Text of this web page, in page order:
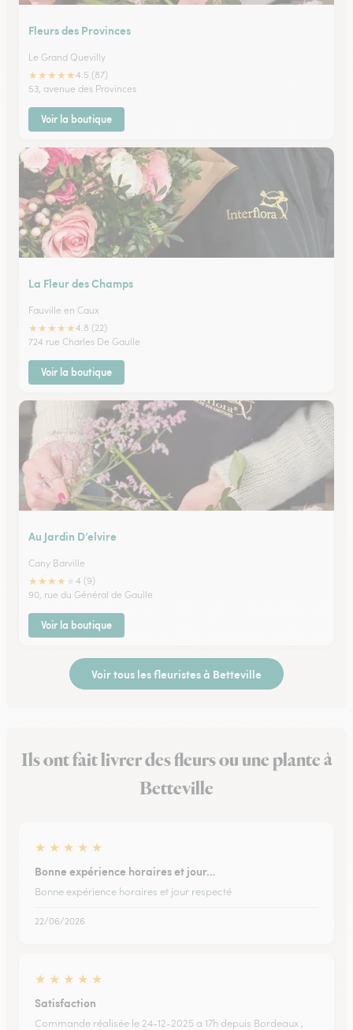
Fleurs des Provinces
Le Grand Quevilly
★★★★★4.5 (87)
53, avenue des Provinces
Voir la boutique
La Fleur des Champs
Fauville en Caux
★★★★★4.8 (22)
724 rue Charles De Gaulle
Voir la boutique
Au Jardin D’elvire
Cany Barville
★★★★
4 (9)
90, rue du Général de Gaulle
Voir la boutique
Voir tous les fleuristes à Betteville
Ils ont fait livrer des fleurs ou une plante à
Betteville
★ ★ ★ ★ ★
Bonne expérience horaires et jour…
Bonne expérience horaires et jour respecté
22/06/2026
★ ★ ★ ★ ★
Satisfaction
Commande réalisée le 24-12-2025 a 17h depuis Bordeaux ,